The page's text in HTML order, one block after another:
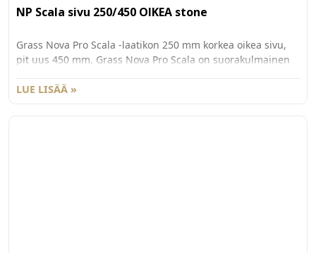
NP Scala sivu 250/450 OIKEA stone
Grass Nova Pro Scala -laatikon 250 mm korkea oikea sivu,
pit uus 450 mm. Grass Nova Pro Scala on suorakulmainen
maksimoitu. Väri St one. Pakkauskoko 20kpl/ltk.
LUE LISÄÄ »